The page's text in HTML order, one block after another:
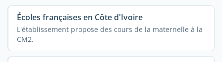
Écoles françaises en Côte d'Ivoire
L'établissement propose des cours de la maternelle à la
CM2.